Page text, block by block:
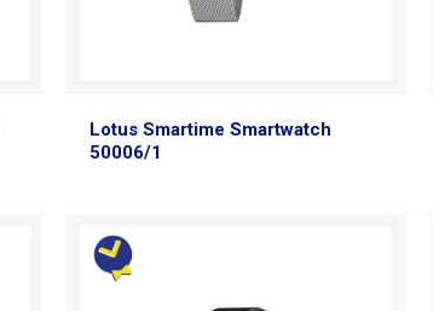
Lotus Smartime Smartwatch
50006/1